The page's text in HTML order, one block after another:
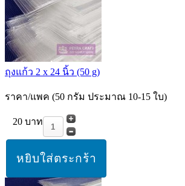
ถุงแก้ว 2 x 24 นิ้ว (50 g)
ราคา/แพค (50 กรัม ประมาณ 10-15 ใบ)
20 บาท